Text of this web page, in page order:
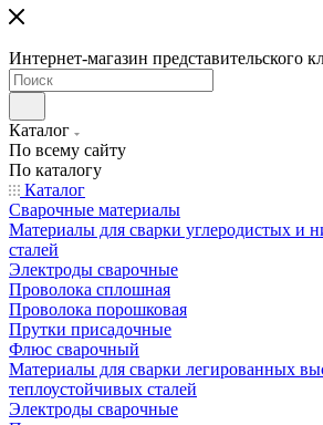
Интернет-магазин представительского
Каталог
По всему сайту
По каталогу
Каталог
Сварочные материалы
Материалы для сварки углеродистых и
сталей
Электроды сварочные
Проволока сплошная
Проволока порошковая
Прутки присадочные
Флюс сварочный
Материалы для сварки легированных
теплоустойчивых сталей
Электроды сварочные